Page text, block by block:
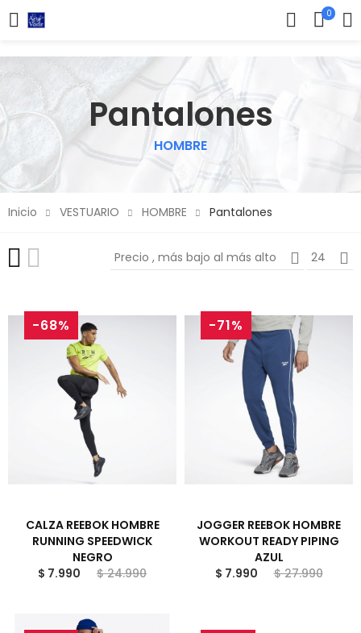
0
Pantalones
HOMBRE
Inicio VESTUARIO HOMBRE Pantalones
Precio , más bajo al más alto 24
-68%
CALZA REEBOK HOMBRE
RUNNING SPEEDWICK
NEGRO
$ 7.990
$ 24.990
-71%
JOGGER REEBOK HOMBRE
WORKOUT READY PIPING
AZUL
$ 7.990
$ 27.990